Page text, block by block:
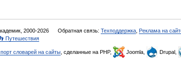
2000-2026 Обратная связь: Техподдержка Реклама на
Путешествия
словарей на сайты , сделанные на PHP, Joomla, Drupal,